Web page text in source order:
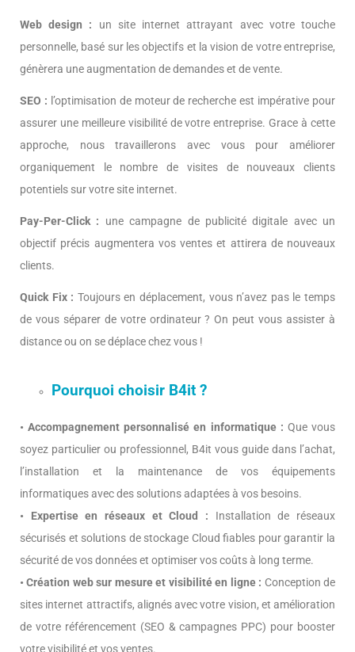
Web design : un site internet attrayant avec votre touche
personnelle, basé sur les objectifs et la vision de votre entreprise,
génèrera une augmentation de demandes et de vente.
SEO : l’optimisation de moteur de recherche est impérative pour
assurer une meilleure visibilité de votre entreprise. Grace à cette
approche, nous travaillerons avec vous pour améliorer
organiquement le nombre de visites de nouveaux clients
potentiels sur votre site internet.
Pay-Per-Click : une campagne de publicité digitale avec un
objectif précis augmentera vos ventes et attirera de nouveaux
clients.
Quick Fix : Toujours en déplacement, vous n’avez pas le temps
de vous séparer de votre ordinateur ? On peut vous assister à
distance ou on se déplace chez vous !
Pourquoi choisir B4it ?
• Accompagnement personnalisé en informatique : Que vous
soyez particulier ou professionnel, B4it vous guide dans l’achat,
l’installation et la maintenance de vos équipements
informatiques avec des solutions adaptées à vos besoins.
• Expertise en réseaux et Cloud : Installation de réseaux
sécurisés et solutions de stockage Cloud fiables pour garantir la
sécurité de vos données et optimiser vos coûts à long terme.
• Création web sur mesure et visibilité en ligne : Conception de
sites internet attractifs, alignés avec votre vision, et amélioration
de votre référencement (SEO & campagnes PPC) pour booster
votre visibilité et vos ventes.